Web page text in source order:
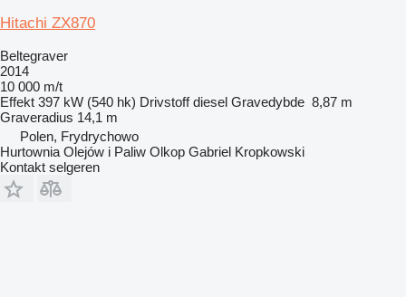
Hitachi ZX870
Beltegraver
2014
10 000 m/t
Effekt 397 kW (540 hk) Drivstoff diesel Gravedybde 8,87 m
Graveradius 14,1 m
Polen, Frydrychowo
Hurtownia Olejów i Paliw Olkop Gabriel Kropkowski
Kontakt selgeren